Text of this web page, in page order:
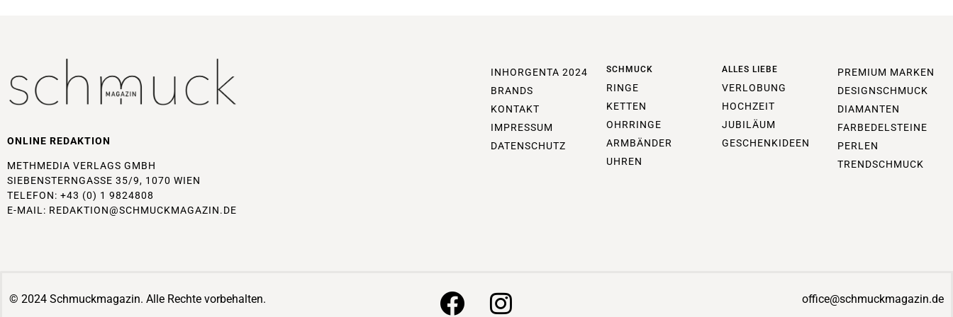
ONLINE REDAKTION
METHMEDIA VERLAGS GMBH
SIEBENSTERNGASSE 35/9, 1070 WIEN
TELEFON: +43 (0) 1 9824808
E-MAIL: REDAKTION@SCHMUCKMAGAZIN.DE
INHORGENTA 2024
BRANDS
KONTAKT
IMPRESSUM
DATENSCHUTZ
SCHMUCK
RINGE
KETTEN
OHRRINGE
ARMBÄNDER
UHREN
ALLES LIEBE
VERLOBUNG
HOCHZEIT
JUBILÄUM
GESCHENKIDEEN
PREMIUM MARKEN
DESIGNSCHMUCK
DIAMANTEN
FARBEDELSTEINE
PERLEN
TRENDSCHMUCK
© 2024 Schmuckmagazin. Alle Rechte vorbehalten. office@schmuckmagazin.de